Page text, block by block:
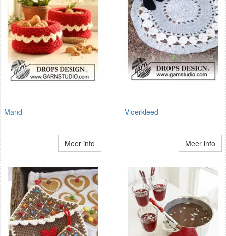
Mand
Meer info
Vloerkleed
Meer info